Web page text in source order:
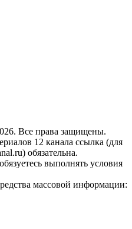
Все права защищены.
12 канала ссылка (для
обязательна.
выполнять условия
массовой информации: